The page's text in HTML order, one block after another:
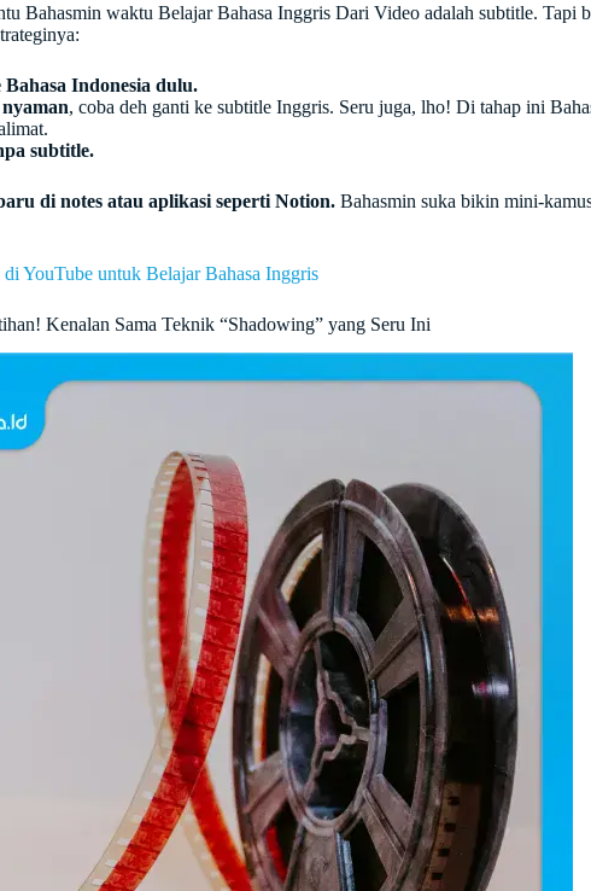
Bahasmin waktu Belajar Bahasa Inggris Dari Video adalah subtitle. Tapi
Indonesia dulu.
, coba deh ganti ke subtitle Inggris. Seru juga, lho! Di tahap ini
subtitle.
di notes atau aplikasi seperti Notion.Bahasmin suka bikin mini-
YouTube untuk Belajar Bahasa Inggris
Kenalan Sama Teknik “Shadowing” yang Seru Ini